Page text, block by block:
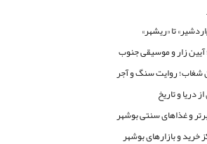
تا «ریشهر»
آیین زار و موسیقی جنوب
شغاب؛ روایت سنگ و آجر
دریا و تاریخ
و غذاهای سنتی بوشهر
خرید و بازارهای بوشهر